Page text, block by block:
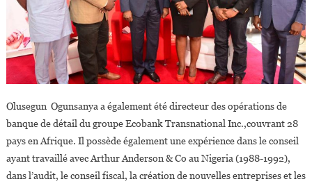
Olusegun Ogunsanya a également été directeur des opérations de
banque de détail du groupe Ecobank Transnational Inc.,couvrant 28
pays en Afrique. Il possède également une expérience dans le conseil
ayant travaillé avec Arthur Anderson & Co au Nigeria (1988-1992),
dans l’audit, le conseil fiscal, la création de nouvelles entreprises et les